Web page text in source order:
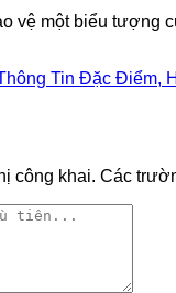
vệ một biểu tượng
Tin Đặc Điểm,
công khai. Các